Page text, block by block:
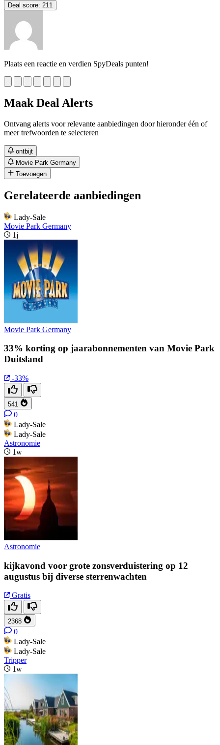
Deal score: 211
Plaats een reactie en verdien SpyDeals punten!
Maak Deal Alerts
Ontvang alerts voor relevante aanbiedingen door hieronder één of
meer trefwoorden te selecteren
ontbijt
Movie Park Germany
Toevoegen
Gerelateerde aanbiedingen
Lady-Sale
Movie Park Germany
1j
Movie Park Germany
33% korting op jaarabonnementen van Movie Park
Duitsland
-33%
541
0
Lady-Sale
Lady-Sale
Astronomie
1w
Astronomie
kijkavond voor grote zonsverduistering op 12
augustus bij diverse sterrenwachten
Gratis
2368
0
Lady-Sale
Lady-Sale
Tripper
1w